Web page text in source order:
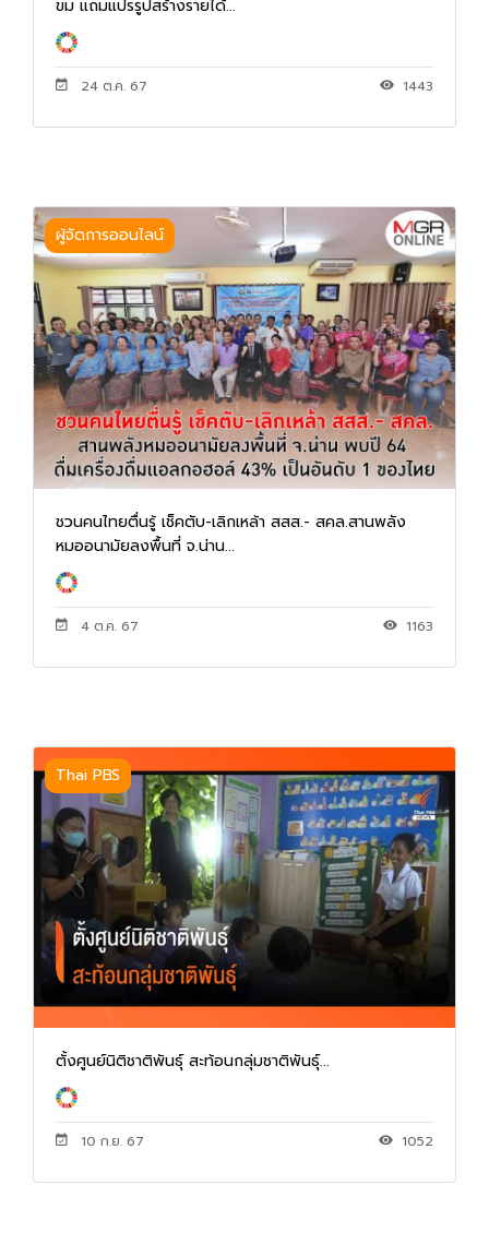
ขม แถมแปรรูปสร้างรายได้...
24 ต.ค. 67 1443
ผู้จัดการออนไลน์
ชวนคนไทยตื่นรู้ เช็คตับ-เลิกเหล้า สสส.- สคล.สานพลัง
หมออนามัยลงพื้นที่ จ.น่าน...
4 ต.ค. 67 1163
Thai PBS
ตั้งศูนย์นิติชาติพันธุ์ สะท้อนกลุ่มชาติพันธุ์...
10 ก.ย. 67 1052